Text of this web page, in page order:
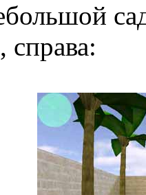
справа: